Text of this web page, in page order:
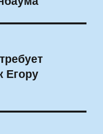
Егору